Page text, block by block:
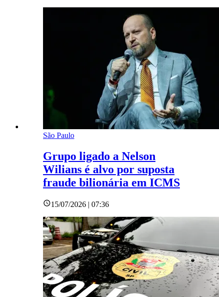
São Paulo
Grupo ligado a Nelson
Wilians é alvo por suposta
fraude bilionária em ICMS
15/07/2026 | 07:36